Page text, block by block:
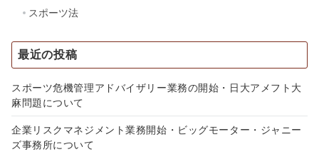
スポーツ法
最近の投稿
スポーツ危機管理アドバイザリー業務の開始・日大アメフト大
麻問題について
企業リスクマネジメント業務開始・ビッグモーター・ジャニー
ズ事務所について